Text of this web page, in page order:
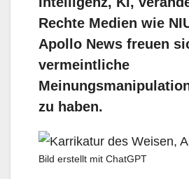
Rechte Medien wie
Apollo News freuen
vermeintliche
zu haben.
Bild erstellt mit ChatGPT